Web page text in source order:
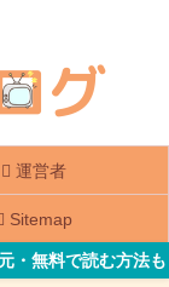
運営者
Sitemap
・無料で読む方法も